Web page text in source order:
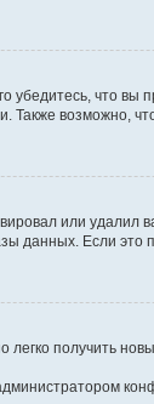
убедитесь, что
Также возможно,
или
Если это
легко получить